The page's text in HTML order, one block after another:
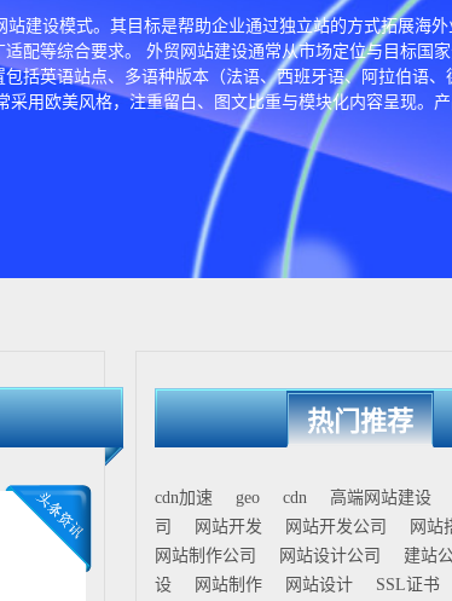
站建设模式。其目标是帮助企业通过独立站的方式拓展海
配等综合要求。 外贸网站建设通常从市场定位与目标国
括英语站点、多语种版本（法语、西班牙语、阿拉伯语
用欧美风格，注重留白、图文比重与模块化内容呈现。
JavaScript、React、Next.js、WordPress、OpenCms、
合规政策与隐私声明规范。 外贸网站建设的关键环
布局、URL 国际化（如 hreflang 标签）、结构化数据、
、CRM、WhatsApp、Messenger、在线聊天工具、邮件自
的海外获客渠道。 外贸网站建设不仅是技术项目，更是
热门推荐
cdn加速 geo cdn 高端网站建设
司
网站开发 网站开发公司 网站
网站制作公司
网站设计公司 建站
设
网站制作 网站设计 SSL证书